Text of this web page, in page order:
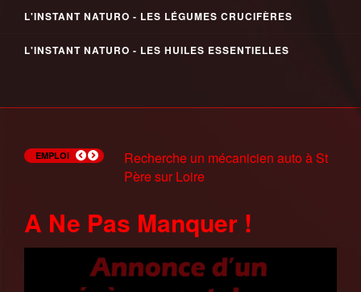
L'INSTANT NATURO - LES LÉGUMES CRUCIFÈRES
L'INSTANT NATURO - LES HUILES ESSENTIELLES
EMPLOI
Recherche Trésorier(e) à
Châteauneuf-sur-Loire
Recherche un mécanicien auto à St
Père sur Loire
Recherche un chocolatier à Neuville-
aux-Bois
Les offres de Pole Emploi du 14 juin
Les offres de Pole Emploi du 7 juin
Recherche Patissier(H/F) à
Chateauneuf sur Loire (45)
Les Ateliers Slam de Pole Emploi
Les offres de Pole Emploi du 9 Mars
Recherche Agent d'entretien à
Chaumont sur Tharonne (41)
Mission Intérim Adecco Chateauneuf
sur loire 06/12/17
A Ne Pas Manquer !